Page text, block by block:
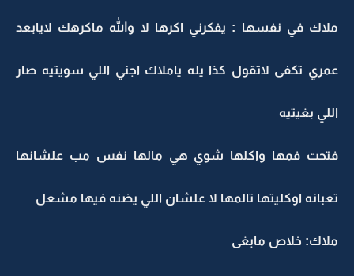
ملاك في نفسها : يفكرني اكرها لا والله ماكرهك لايابعد
عمري تكفى لاتقول كذا يله ياملاك اجني اللي سويتيه صار
اللي بغيتيه
فتحت فمها واكلها شوي هي مالها نفس مب علشانها
تعبانه اوكليتها تالمها لا علشان اللي يضنه فيها مشعل
ملاك: خلاص مابغى